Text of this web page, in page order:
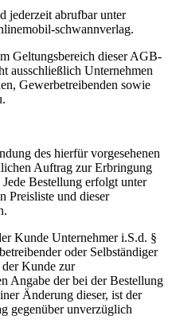
abrufbar unter
schwannverlag.
Geltungsbereich dieser AGB-
ausschließlich Unternehmen
Gewerbetreibenden sowie
des hierfür vorgesehenen
Auftrag zur Erbringung
Bestellung erfolgt unter
Preisliste und dieser
Kunde Unternehmer i.S.d. §
oder Selbständiger
Kunde zur
Angabe der bei der Bestellung
Änderung dieser, ist der
gegenüber unverzüglich